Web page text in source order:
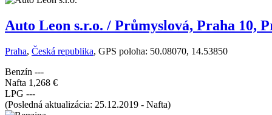
Auto Leon s.r.o. / Průmyslová, Praha 10,
Praha, Česká republika, GPS poloha: 50.08070, 14.53850
Benzín ---
Nafta 1,268 €
LPG ---
(Posledná aktualizácia: 25.12.2019 - Nafta)